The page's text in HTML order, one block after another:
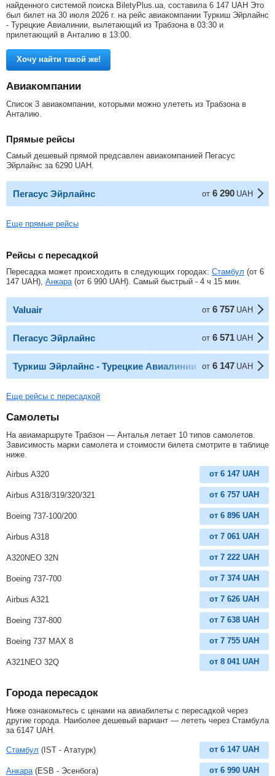
найденного системой поиска BiletyPlus.ua, составила 6 147 UAH Это
был билет на 30 июля 2026 г. на рейс авиакомпании Туркиш Эйрлайнс
- Турецкие Авиалинии, вылетающий из Трабзона в 03:30 и
прилетающий в Анталию в 13:00.
Хочу найти такой же!
Авиакомпании
Список 3 авиакомпании, которыми можно улететь из Трабзона в
Анталию.
Прямые рейсы
Самый дешевый прямой предсавлен авиакомпанией Пегасус
Эйрлайнс за 6290 UAH
Пегасус Эйрлайнс от 6 290 UAH
Еще прямые рейсы
Рейсы с пересадкой
Пересадка может происходить в следующих городах: Стамбул (от 6
147 UAH), Анкара (от 6 990 UAH). Самый быстрый - 4 ч 15 мин.
Valuair от 6 757 UAH
Пегасус Эйрлайнс от 6 571 UAH
Туркиш Эйрлайнс - Турецкие Авиалинии от 6 147 UAH
Еще рейсы с пересадкой
Самолеты
На авиамаршруте Трабзон — Анталья летает 10 типов самолетов.
Зависимость марки самолета и стоимости билета смотрите в таблице
ниже.
Airbus A320 от 6 147 UAH
Airbus A318/319/320/321 от 6 757 UAH
Boeing 737-100/200 от 6 896 UAH
Airbus A318 от 7 061 UAH
A320NEO 32N от 7 222 UAH
Boeing 737-700 от 7 374 UAH
Airbus A321 от 7 626 UAH
Boeing 737-800 от 7 638 UAH
Boeing 737 MAX 8 от 7 755 UAH
A321NEO 32Q от 8 041 UAH
Города пересадок
Ниже ознакомьтесь с ценами на авиабилеты с пересадкой через
другие города. Наиболее дешевый вариант — лететь через Стамбула
за 6147 UAH
Стамбул (IST - Ататурк) от 6 147 UAH
Анкара (ESB - Эсенбога) от 6 990 UAH